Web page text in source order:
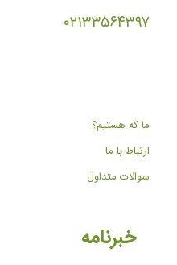
۰۲۱۳۳۵۶۴۳۹۷
ما که هستیم؟
ارتباط با ما
سوالات متداول
خبرنامه